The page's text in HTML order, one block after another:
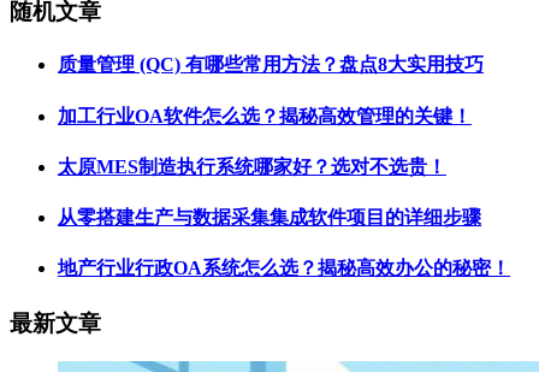
随机文章
质量管理 (QC) 有哪些常用方法？盘点8大实用技巧
加工行业OA软件怎么选？揭秘高效管理的关键！
太原MES制造执行系统哪家好？选对不选贵！
从零搭建生产与数据采集集成软件项目的详细步骤
地产行业行政OA系统怎么选？揭秘高效办公的秘密！
最新文章